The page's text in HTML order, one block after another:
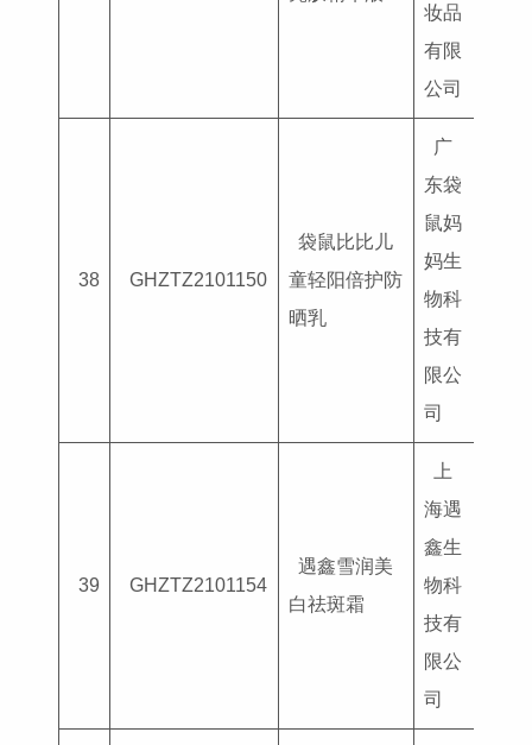
妆品
有限
公司
38 GHZTZ2101150
袋鼠比比儿
童轻阳倍护防
晒乳
广
东袋
鼠妈
妈生
物科
技有
限公
司
39 GHZTZ2101154
遇鑫雪润美
白祛斑霜
上
海遇
鑫生
物科
技有
限公
司